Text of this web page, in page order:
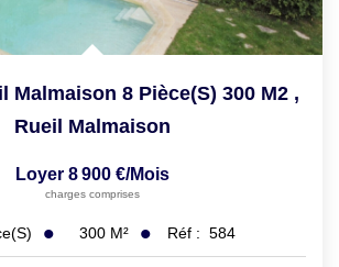
Malmaison 8 Pièce(s) 300 M2 ,
Rueil Malmaison
Loyer 8 900 €/mois
charges comprises
300 M² Réf : 584